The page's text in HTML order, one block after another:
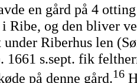
en gård på 4
Ribe, og den bliver
Riberhus len
1661 s.sept. fik
på denne gård.16